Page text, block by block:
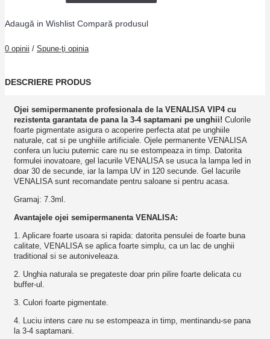
Adaugă in Wishlist Compară produsul
0 opinii / Spune-ţi opinia
DESCRIERE PRODUS
Ojei semipermanente profesionala de la VENALISA VIP4 cu
rezistenta garantata de pana la 3-4 saptamani pe unghii! Culorile
foarte pigmentate asigura o acoperire perfecta atat pe unghiile
naturale, cat si pe unghiile artificiale. Ojele permanente VENALISA
confera un luciu puternic care nu se estompeaza in timp. Datorita
formulei inovatoare, gel lacurile VENALISA se usuca la lampa led in
doar 30 de secunde, iar la lampa UV in 120 secunde. Gel lacurile
VENALISA sunt recomandate pentru saloane si pentru acasa.
Gramaj: 7.3ml.
Avantajele ojei semipermanenta VENALISA:
1. Aplicare foarte usoara si rapida: datorita pensulei de foarte buna
calitate, VENALISA se aplica foarte simplu, ca un lac de unghii
traditional si se autoniveleaza.
2. Unghia naturala se pregateste doar prin pilire foarte delicata cu
buffer-ul.
3. Culori foarte pigmentate.
4. Luciu intens care nu se estompeaza in timp, mentinandu-se pana
la 3-4 saptamani.